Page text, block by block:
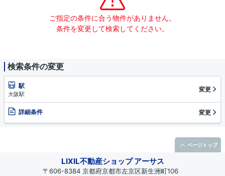
ご指定の条件に合う物件がありません。
条件を変更して検索してください。
検索条件の変更
駅
大阪駅
変更
詳細条件 変更
LIXIL不動産ショップ アーサス
〒606-8384 京都府京都市左京区新生洲町106
ページトップ